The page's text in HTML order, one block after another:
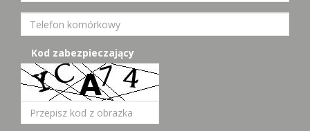
Kod zabezpieczający